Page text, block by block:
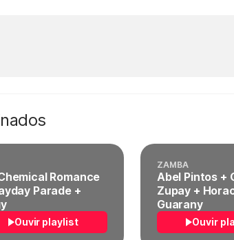
Romance
Parade +
Ouvir playlist
ZAMBA
Abel Pintos +
Zupay +
Guarany
Ouvir